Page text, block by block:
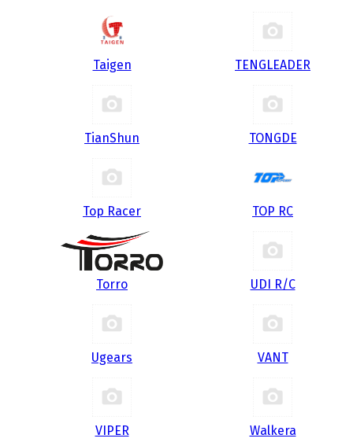
Taigen TENGLEADER
TianShun TONGDE
Top Racer TOP RC
Torro UDI R/С
Ugears VANT
VIPER Walkera